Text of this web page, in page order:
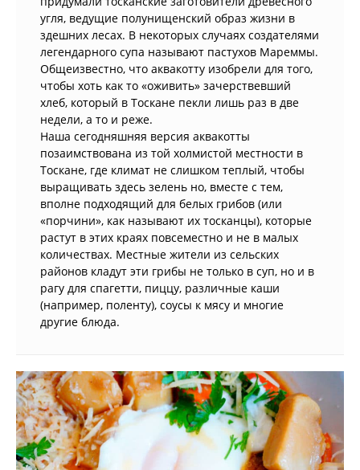
угля, ведущие полунищенский образ жизни в
здешних лесах. В некоторых случаях создателями
легендарного супа называют пастухов Мареммы.
Общеизвестно, что аквакотту изобрели для того,
чтобы хоть как то «оживить» зачерствевший
хлеб, который в Тоскане пекли лишь раз в две
недели, а то и реже.
Наша сегодняшняя версия аквакотты
позаимствована из той холмистой местности в
Тоскане, где климат не слишком теплый, чтобы
выращивать здесь зелень но, вместе с тем,
вполне подходящий для белых грибов (или
«порчини», как называют их тосканцы), которые
растут в этих краях повсеместно и не в малых
количествах. Местные жители из сельских
районов кладут эти грибы не только в суп, но и в
рагу для спагетти, пиццу, различные каши
(например, поленту), соусы к мясу и многие
другие блюда.